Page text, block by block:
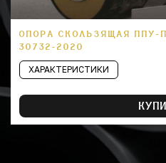
ОПОРА СКОЛЬЗЯЩАЯ ППУ-
30732-2020
ХАРАКТЕРИСТИКИ